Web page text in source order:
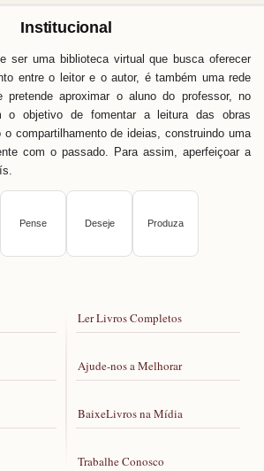
Institucional
ser uma biblioteca virtual que busca oferecer
entre o leitor e o autor, é também uma rede
pretende aproximar o aluno do professor, no
o objetivo de fomentar a leitura das obras
compartilhamento de ideias, construindo uma
com o passado. Para assim, aperfeiçoar a
Pense Deseje Produza
Ler Livros Completos
Ajude-nos a Melhorar
BaixeLivros na Mídia
Trabalhe Conosco